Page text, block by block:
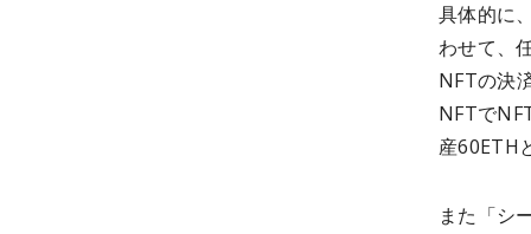
具体的に
わせて、
NFTの決
NFTで
産60ETH
また「シ